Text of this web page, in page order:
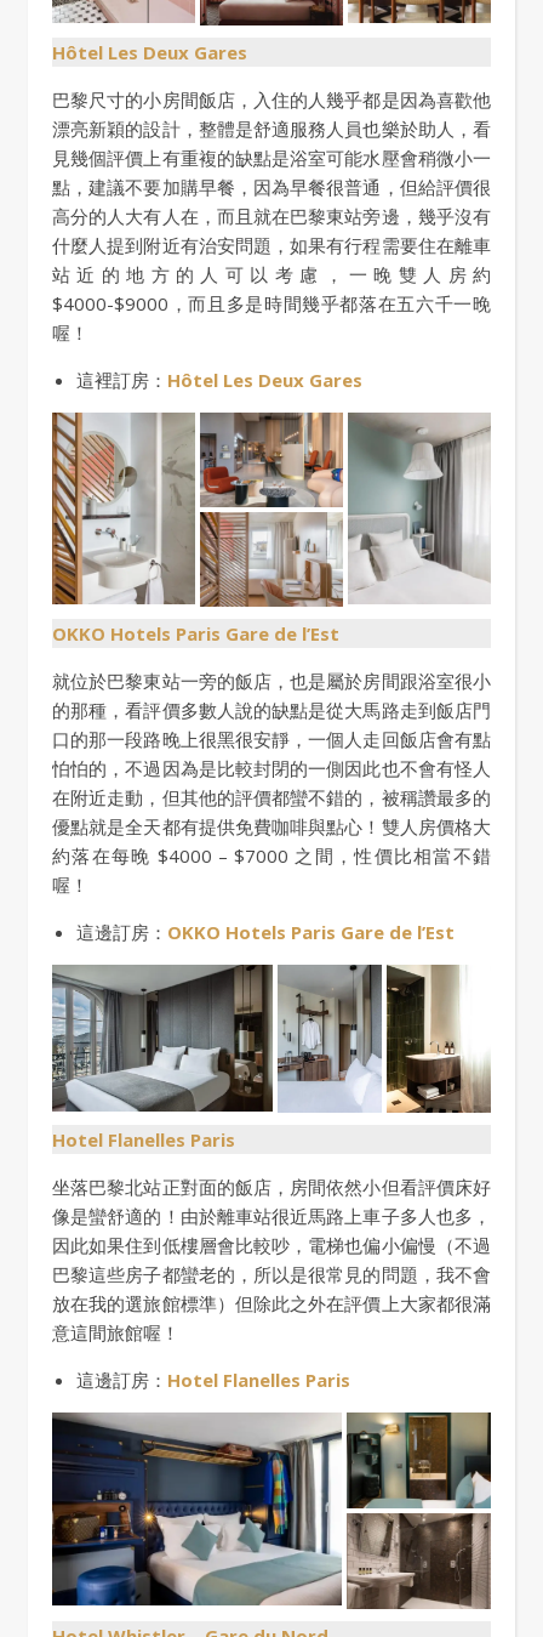
Hôtel Les Deux Gares
巴黎尺寸的小房間飯店，入住的人幾乎都是因為喜歡他
漂亮新穎的設計，整體是舒適服務人員也樂於助人，看
見幾個評價上有重複的缺點是浴室可能水壓會稍微小一
點，建議不要加購早餐，因為早餐很普通，但給評價很
高分的人大有人在，而且就在巴黎東站旁邊，幾乎沒有
什麼人提到附近有治安問題，如果有行程需要住在離車
站近的地方的人可以考慮，一晚雙人房約
$4000-$9000，而且多是時間幾乎都落在五六千一晚
喔！
這裡訂房： Hôtel Les Deux Gares
OKKO Hotels Paris Gare de l’Est
就位於巴黎東站一旁的飯店，也是屬於房間跟浴室很小
的那種，看評價多數人說的缺點是從大馬路走到飯店門
口的那一段路晚上很黑很安靜，一個人走回飯店會有點
怕怕的，不過因為是比較封閉的一側因此也不會有怪人
在附近走動，但其他的評價都蠻不錯的，被稱讚最多的
優點就是全天都有提供免費咖啡與點心！雙人房價格大
約落在每晚 $4000 – $7000 之間，性價比相當不錯
喔！
這邊訂房： OKKO Hotels Paris Gare de l’Est
Hotel Flanelles Paris
坐落巴黎北站正對面的飯店，房間依然小但看評價床好
像是蠻舒適的！由於離車站很近馬路上車子多人也多，
因此如果住到低樓層會比較吵，電梯也偏小偏慢（不過
巴黎這些房子都蠻老的，所以是很常見的問題，我不會
放在我的選旅館標準）但除此之外在評價上大家都很滿
意這間旅館喔！
這邊訂房： Hotel Flanelles Paris